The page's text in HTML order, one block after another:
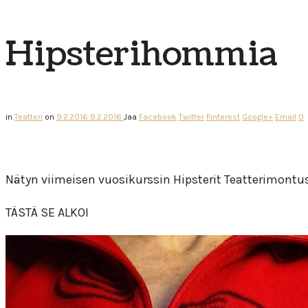
Hipsterihommia
inTeatteri on 9.2.2016 9.2.2016 Jaa Facebook Twitter Pinterest Google+ Email 0
Nätyn viimeisen vuosikurssin Hipsterit
TÄSTÄ SE ALKOI